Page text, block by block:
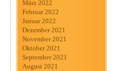
März 2022
Februar 2022
Januar 2022
Dezember 2021
November 2021
Oktober 2021
September 2021
August 2021